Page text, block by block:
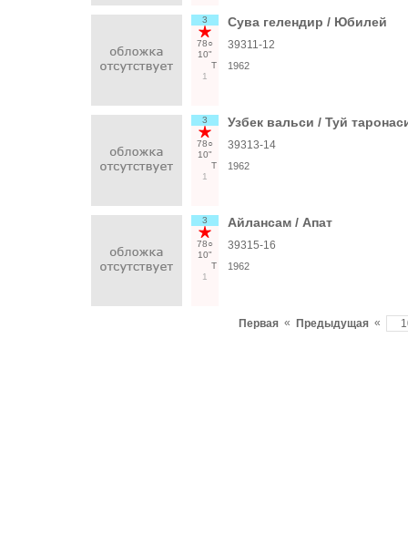
3
78○
10"
Т
1
Сува гелендир / Юбилей
39311-12
1962
3
78○
10"
Т
1
Узбек вальси / Туй
39313-14
1962
3
78○
10"
Т
1
Айлансам / Апат
39315-16
1962
Первая « Предыдущая «